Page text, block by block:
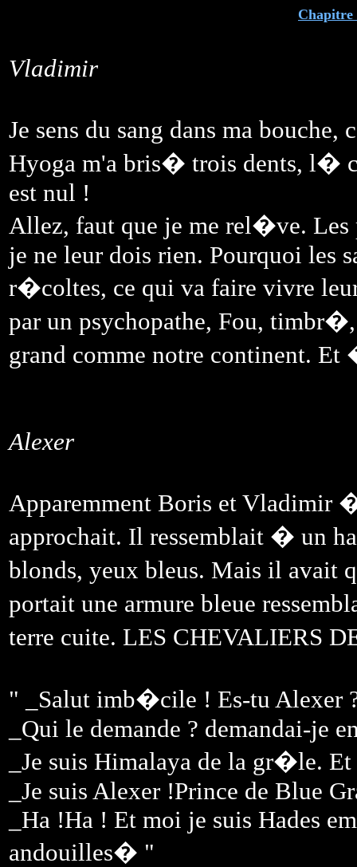
Chapitre
Vladimir
Je sens du sang dans ma
Hyoga m'a bris� trois dents, l�
est nul !
Allez, faut que je me rel�ve. Les
je ne leur dois rien. Pourquoi les
r�coltes, ce qui va faire vivre
par un psychopathe, Fou,
grand comme notre continent. Et
Alexer
Apparemment Boris et Vladimir
approchait. Il ressemblait � un
blonds, yeux bleus. Mais il avait
portait une armure bleue
terre cuite. LES CHEVALIERS
" _Salut imb�cile ! Es-tu Alexer
_Qui le demande ? demandai-je
_Je suis Himalaya de la gr�le.
_Je suis Alexer !Prince de Blue
_Ha !Ha ! Et moi je suis Hades
andouilles� "